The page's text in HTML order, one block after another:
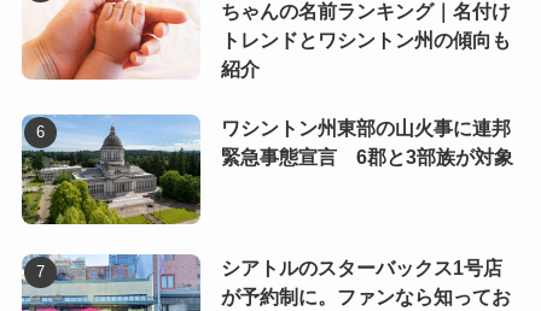
ちゃんの名前ランキング｜名付け
トレンドとワシントン州の傾向も
紹介
ワシントン州東部の山火事に連邦
緊急事態宣言 6郡と3部族が対象
シアトルのスターバックス1号店
が予約制に。ファンなら知ってお